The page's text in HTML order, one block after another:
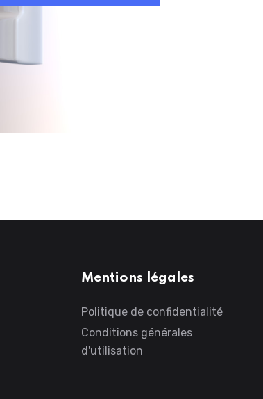
Mentions légales
Politique de confidentialité
Conditions générales
d'utilisation